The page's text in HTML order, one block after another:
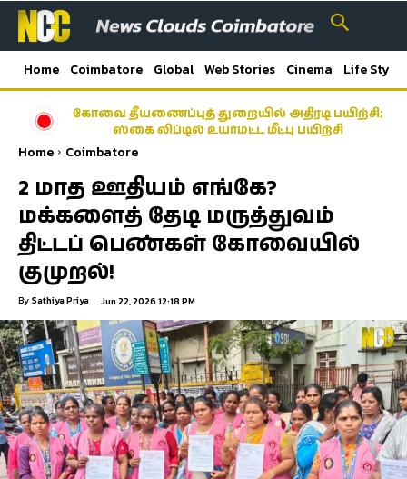
Home Coimbatore Global Web Stories Cinema Life Style
கோவை தீயணைப்புத் துறையில் அதிரடி பயிற்சி;
ஸ்கை லிப்டில் உயர்மட்ட மீட்பு பயிற்சி
Home Coimbatore
2 மாத ஊதியம் எங்கே?
மக்களைத் தேடி மருத்துவம்
திட்டப் பெண்கள் கோவையில்
குமுறல்!
By Sathiya Priya Jun 22, 2026 12:18 PM